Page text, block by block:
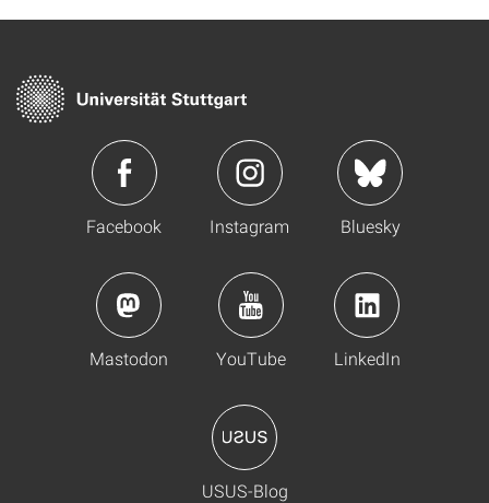
Facebook Instagram Bluesky
Mastodon YouTube LinkedIn
USUS-Blog